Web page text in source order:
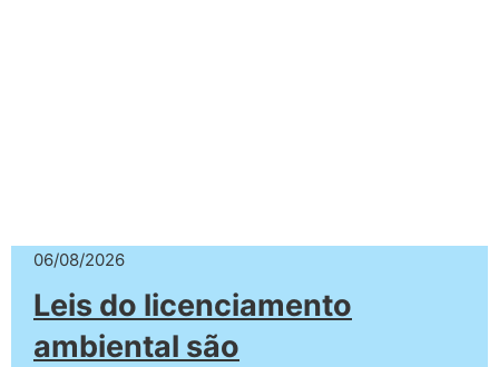
06/08/2026
Leis do licenciamento
ambiental são